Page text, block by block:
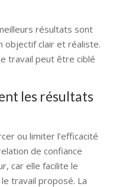
résultats sont
objectif clair et réaliste.
travail peut être ciblé
les résultats
ou limiter l’efficacité
de confiance
car elle facilite le
travail proposé. La